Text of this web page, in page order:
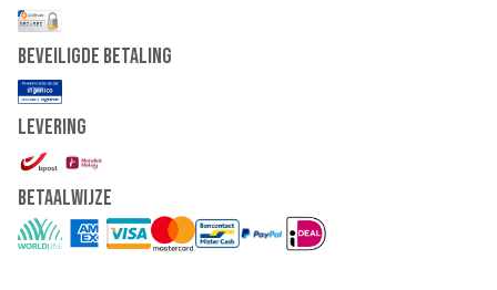
Beveiligde Betaling
Levering
Betaalwijze